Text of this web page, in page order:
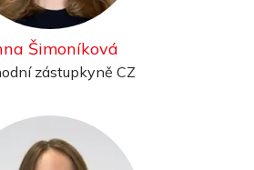
Šimoníková
zástupkyně CZ